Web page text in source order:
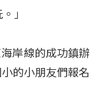
」
岸線的成功鎮辦
的小朋友們報名